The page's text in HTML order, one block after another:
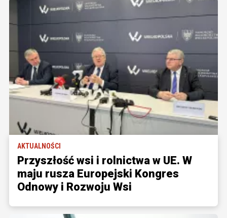
AKTUALNOŚCI
Przyszłość wsi i rolnictwa w UE. W
maju rusza Europejski Kongres
Odnowy i Rozwoju Wsi